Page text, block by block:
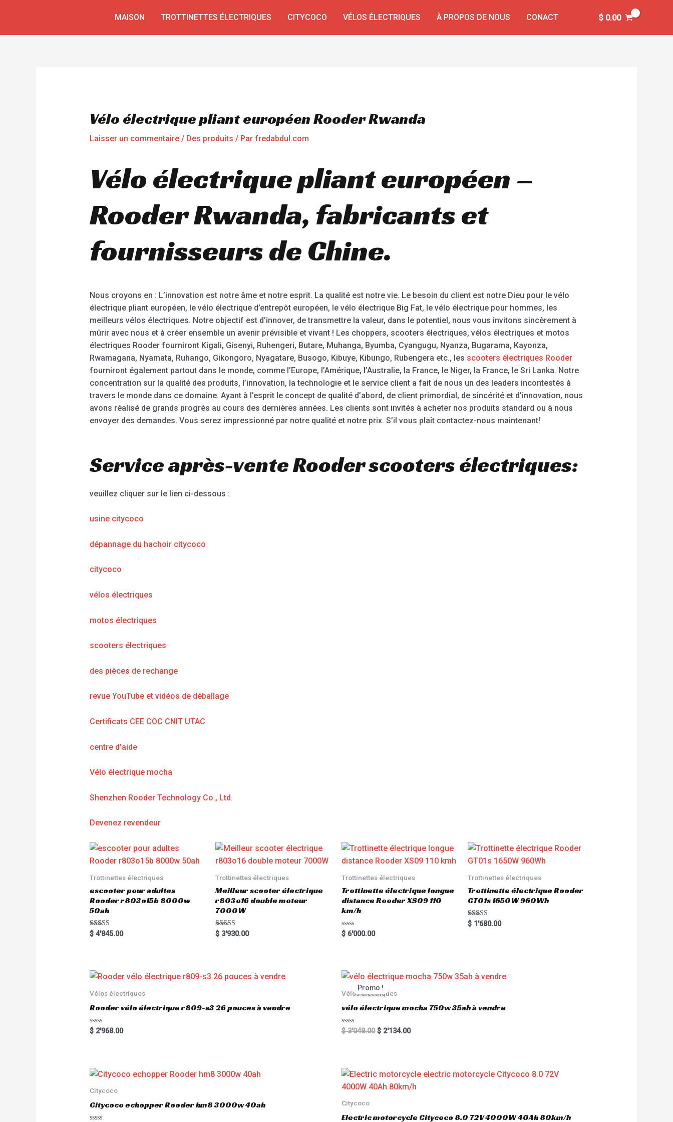
MAISON TROTTINETTES ÉLECTRIQUES CITYCOCO VÉLOS ÉLECTRIQUES À PROPOS DE NOUS CONACT $0.00
Vélo électrique pliant européen Rooder Rwanda
Laisser un commentaire / Des produits / Par fredabdul.com
Vélo électrique pliant européen –
Rooder Rwanda, fabricants et
fournisseurs de Chine.
Nous croyons en : L’innovation est notre âme et notre esprit. La qualité est notre vie. Le besoin du client est notre Dieu pour le vélo
électrique pliant européen, le vélo électrique d’entrepôt européen, le vélo électrique Big Fat, le vélo électrique pour hommes, les
meilleurs vélos électriques. Notre objectif est d’innover, de transmettre la valeur, dans le potentiel, nous vous invitons sincèrement à
mûrir avec nous et à créer ensemble un avenir prévisible et vivant ! Les choppers, scooters électriques, vélos électriques et motos
électriques Rooder fourniront Kigali, Gisenyi, Ruhengeri, Butare, Muhanga, Byumba, Cyangugu, Nyanza, Bugarama, Kayonza,
Rwamagana, Nyamata, Ruhango, Gikongoro, Nyagatare, Busogo, Kibuye, Kibungo, Rubengera etc., les scooters électriques Rooder
fourniront également partout dans le monde, comme l’Europe, l’Amérique, l’Australie, la France, le Niger, la France, le Sri Lanka. Notre
concentration sur la qualité des produits, l’innovation, la technologie et le service client a fait de nous un des leaders incontestés à
travers le monde dans ce domaine. Ayant à l’esprit le concept de qualité d’abord, de client primordial, de sincérité et d’innovation, nous
avons réalisé de grands progrès au cours des dernières années. Les clients sont invités à acheter nos produits standard ou à nous
envoyer des demandes. Vous serez impressionné par notre qualité et notre prix. S’il vous plaît contactez-nous maintenant!
Service après-vente Rooder scooters électriques:
veuillez cliquer sur le lien ci-dessous :
usine citycoco
dépannage du hachoir citycoco
citycoco
vélos électriques
motos électriques
scooters électriques
des pièces de rechange
revue YouTube et vidéos de déballage
Certificats CEE COC CNIT UTAC
centre d’aide
Vélo électrique mocha
Shenzhen Rooder Technology Co., Ltd.
Devenez revendeur
Trottinettes électriques
escooter pour adultes
Rooder r803o15b 8000w
50ah
Rated
5.00
$4'845.00
Trottinettes électriques
Meilleur scooter électrique
r803o16 double moteur
7000W
Rated
5.00
$ 3'930.00
Trottinettes électriques
Trottinette électrique longue
distance Rooder XS09 110
km/h
R
a
o
u
o
f
$ 6'000.00
Trottinettes électriques
Trottinette électrique Rooder
GT01s 1650W 960Wh
Rated
5.00
$1'680.00
Vélos électriques
Rooder vélo électrique r809-s3 26 pouces à vendre
R
a
o
u
o
f
5
$2'968.00
Promo !
Vélos électriques
vélo électrique mocha 750w 35ah à vendre
R
a
o
u
o
5
$3'048.00 $ 2'134.00
Citycoco
Citycoco echopper Rooder hm8 3000w 40ah Citycoco
Electric motorcycle Citycoco 8.0 72V 4000W 40Ah 80km/h